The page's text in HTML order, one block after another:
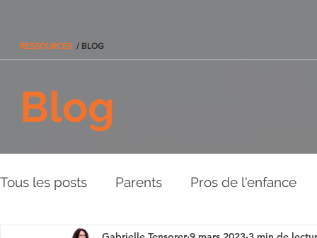
RESSOURCES / BLOG
Blog
Tous les posts Parents Pros de l'enfance